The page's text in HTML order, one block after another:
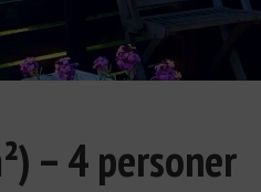
– 4 personer